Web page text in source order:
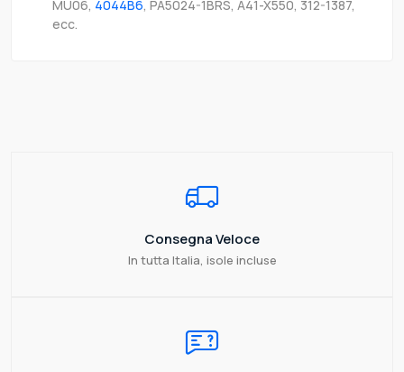
MU06, 4044B6, PA5024-1BRS, A41-X550, 312-1387,
ecc.
Consegna Veloce
In tutta Italia, isole incluse